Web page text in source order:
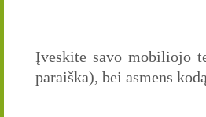
Įveskite savo mobiliojo
paraiška), bei asmens